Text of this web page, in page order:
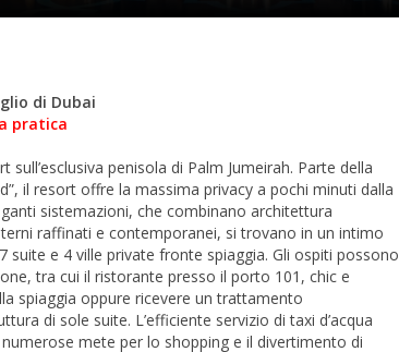
di Dubai
pratica
penisola di Palm Jumeirah. Parte della
il resort offre la massima privacy a pochi minuti dalla
sistemazioni, che combinano architettura
raffinati e contemporanei, si trovano in un intimo
suite e 4 ville private fronte spiaggia. Gli ospiti possono
tra cui il ristorante presso il porto 101, chic e
spiaggia oppure ricevere un trattamento
di sole suite. L’efficiente servizio di taxi d’acqua
mete per lo shopping e il divertimento di